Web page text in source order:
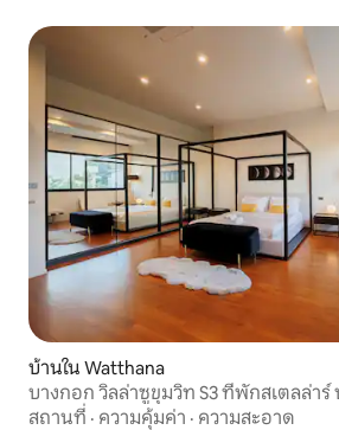
บ้านใน Watthana
บางกอก วิลล่าซูขุมวิท S3 ที่พักสเตลล่าร์
สถานที่ · ความคุ้มค่า · ความสะอาด